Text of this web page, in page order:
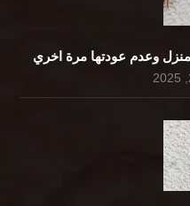
وعدم عودتها مرة اخري